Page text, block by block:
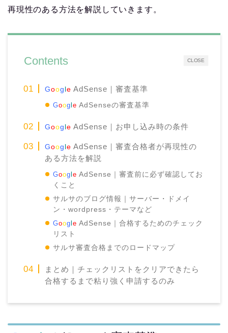
再現性のある方法を解説していきます。
CLOSE
Contents
Google AdSense｜審査基準
Goog le AdSenseの審査基準
Google AdSense｜お申し込み時の条件
Google AdSense｜審査合格者が再現性の
ある方法を解説
Goog le AdSense｜審査前に必ず確認してお
くこと
サルサのブログ情報｜サーバー・ドメイ
ン・wordpress・テーマなど
Goog le AdSense｜合格するためのチェック
リスト
サルサ審査合格までのロードマップ
まとめ｜チェックリストをクリアできたら
合格するまで粘り強く申請するのみ